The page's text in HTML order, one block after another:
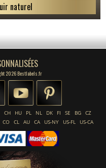
naturel
2026 Bestlabels.fr
CH HU PL NL DK FI SE BG
CZ
CO CL AU CA US-NY US-FL US-CA